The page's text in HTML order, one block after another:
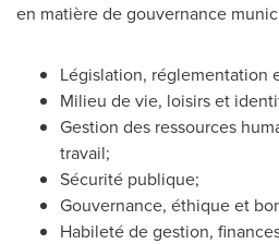
en matière de gouvernance
Législation, réglementation
Milieu de vie, loisirs et
Gestion des ressources
travail;
Sécurité publique;
Gouvernance, éthique et
Habileté de gestion,